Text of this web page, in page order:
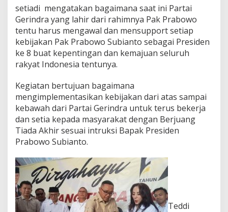
a
d
P
a
r
t
a
G
e
r
i
n
d
r
K
e
1
7
t
a
setiadi mengatakan bagaimana saat ini Partai
Gerindra yang lahir dari rahimnya Pak Prabowo
tentu harus mengawal dan mensupport setiap
kebijakan Pak Prabowo Subianto sebagai Presiden
ke 8 buat kepentingan dan kemajuan seluruh
rakyat Indonesia tentunya.
Kegiatan bertujuan bagaimana
mengimplementasikan kebijakan dari atas sampai
kebawah dari Partai Gerindra untuk terus bekerja
dan setia kepada masyarakat dengan Berjuang
Tiada Akhir sesuai intruksi Bapak Presiden
Prabowo Subianto.
Teddi